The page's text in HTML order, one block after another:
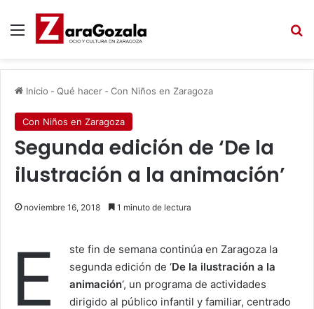
Menú
Inicio - Qué hacer - Con Niños en Zaragoza
Con Niños en Zaragoza
Segunda edición de ‘De la
ilustración a la animación’
noviembre 16, 2018 1 minuto de lectura
E
ste fin de semana continúa en Zaragoza la
segunda edición de ‘De la ilustración a la
animación‘, un programa de actividades
dirigido al público infantil y familiar, centrado